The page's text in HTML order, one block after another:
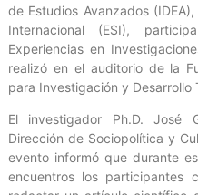
de Estudios Avanzados
Internacional (ESI),
Experiencias en
realizó en el auditorio de la
para Investigación y Desarrollo
El investigador Ph.D. José
Dirección de Sociopolítica y
evento informó que durante
encuentros los participantes